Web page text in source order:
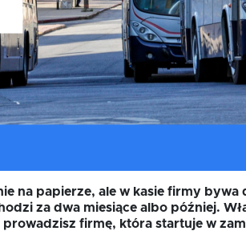
na papierze, ale w kasie firmy
za dwa miesiące albo później.
firmę, która startuje w